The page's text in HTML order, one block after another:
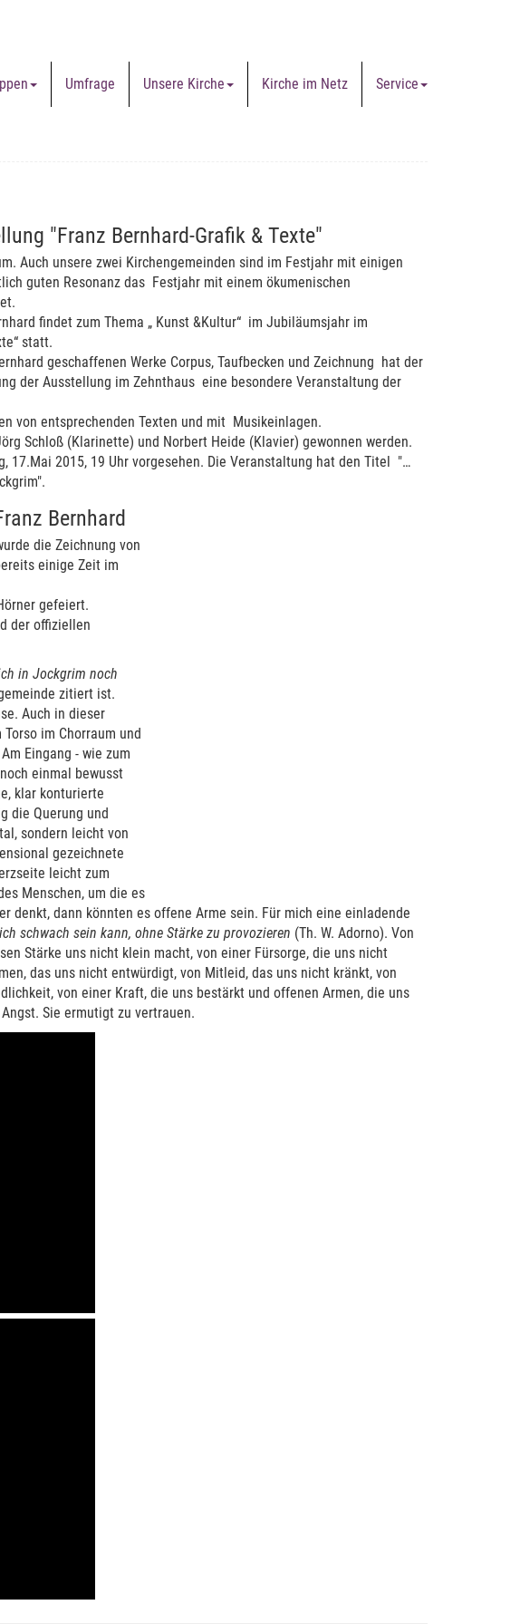
Umfrage Unsere Kirche Kirche im Netz Service
"Franz Bernhard-Grafik & Texte"
Auch unsere zwei Kirchengemeinden sind im Festjahr mit einigen
guten Resonanz das Festjahr mit einem ökumenischen
findet zum Thema „ Kunst &Kultur“ im Jubiläumsjahr im
statt.
geschaffenen Werke Corpus, Taufbecken und Zeichnung hat der
der Ausstellung im Zehnthaus eine besondere Veranstaltung der
von entsprechenden Texten und mit Musikeinlagen.
Schloß (Klarinette) und Norbert Heide (Klavier) gewonnen werden.
2015, 19 Uhr vorgesehen. Die Veranstaltung hat den Titel "…
Bernhard
die Zeichnung von
einige Zeit im
gefeiert.
der offiziellen
in Jockgrim noch
zitiert ist.
Auch in dieser
im Chorraum und
Eingang - wie zum
einmal bewusst
klar konturierte
die Querung und
sondern leicht von
gezeichnete
leicht zum
Menschen, um die es
denkt, dann könnten es offene Arme sein. Für mich eine einladende
schwach sein kann, ohne Stärke zu provozieren (Th. W. Adorno). Von
Stärke uns nicht klein macht, von einer Fürsorge, die uns nicht
das uns nicht entwürdigt, von Mitleid, das uns nicht kränkt, von
von einer Kraft, die uns bestärkt und offenen Armen, die uns
Sie ermutigt zu vertrauen.